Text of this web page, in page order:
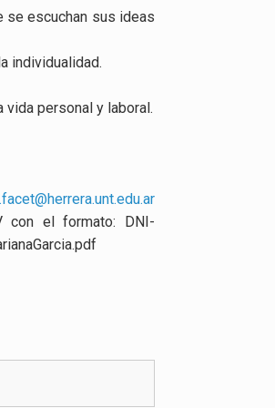
se escuchan sus ideas
individualidad.
personal y laboral.
con el formato: DNI-